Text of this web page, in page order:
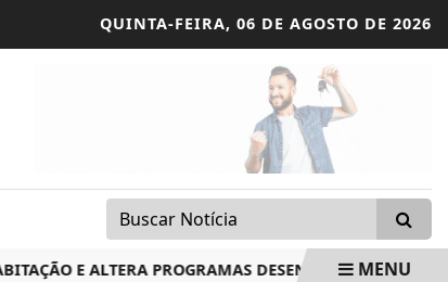
QUINTA-FEIRA, 06 DE AGOSTO DE 2026
E ALTERA PROGRAMAS DESENROLA E MINHA
MENU